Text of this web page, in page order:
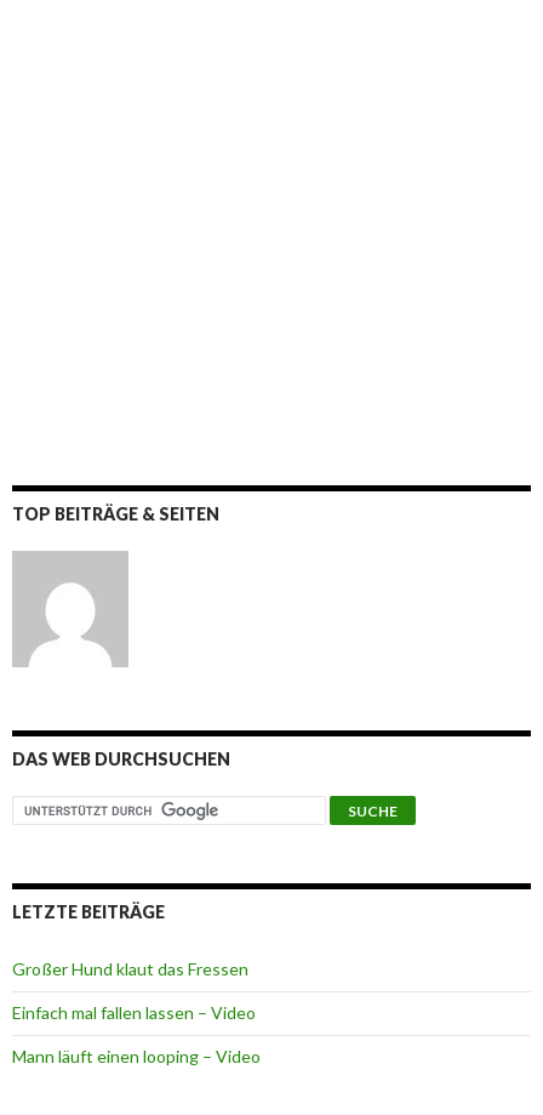
TOP BEITRÄGE & SEITEN
DAS WEB DURCHSUCHEN
LETZTE BEITRÄGE
Großer Hund klaut das Fressen
Einfach mal fallen lassen – Video
Mann läuft einen looping – Video